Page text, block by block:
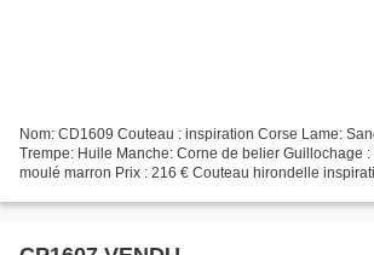
Nom: CD1609 Couteau : inspiration Corse Lame:
Trempe: Huile Manche: Corne de belier Guillochage :
moulé marron Prix : 216 € Couteau hirondelle inspiration Corse